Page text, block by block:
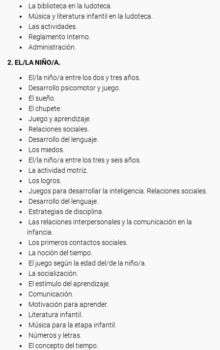
La biblioteca en la ludoteca.
Música y literatura infantil en la ludoteca.
Las actividades.
Reglamento Interno.
Administración.
2. EL/LA NIÑO/A.
El/la niño/a entre los dos y tres años.
Desarrollo psicomotor y juego.
El sueño.
El chupete.
Juego y aprendizaje.
Relaciones sociales.
Desarrollo del lenguaje.
Los miedos.
El/la niño/a entre los tres y seis años.
La actividad motriz.
Los logros.
Juegos para desarrollar la inteligencia. Relaciones sociales.
Desarrollo del lenguaje.
Estrategias de disciplina.
Las relaciones interpersonales y la comunicación en la
infancia.
Los primeros contactos sociales.
La noción del tiempo.
El juego según la edad del/de la niño/a.
La socialización.
El estímulo del aprendizaje.
Comunicación.
Motivación para aprender.
Literatura infantil.
Música para la etapa infantil.
Números y letras.
El concepto del tiempo.